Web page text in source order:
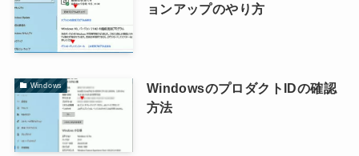
ョンアップのやり方
Windows
WindowsのプロダクトIDの確認
方法